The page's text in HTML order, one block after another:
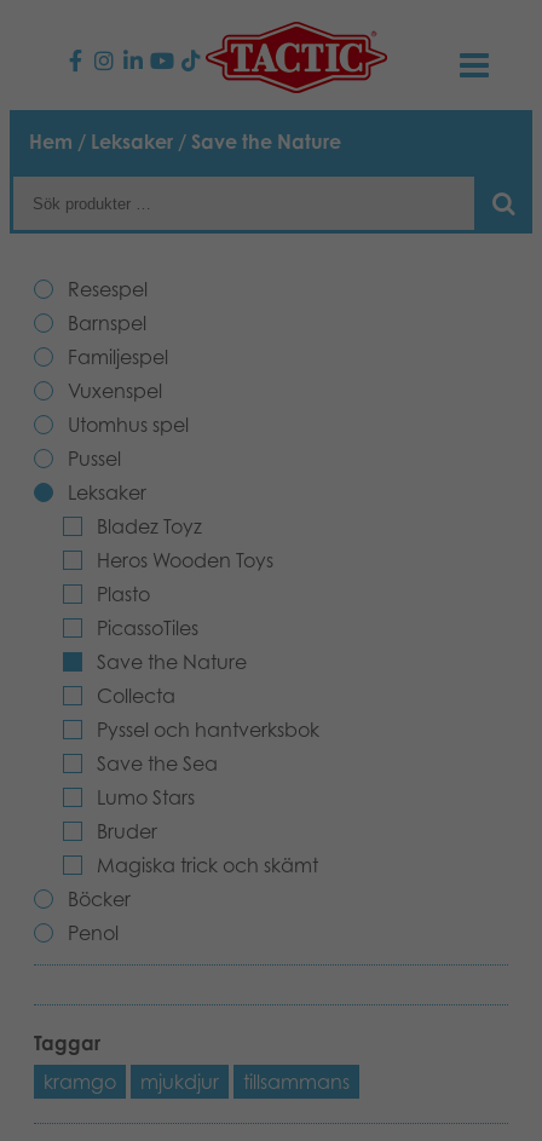
PRODUKTER
Barnspel
Vuxenspel
Utomhus spel
Leksaker
Böcker
Arkiverade produkter
Applikationer
NYHETER
Uppförandekod
Ansvar
Vår berättelse
KONTAKTER
Kontakta oss
Göra en reklamation
Länkar och sidor
Media
B2B-SHOP
Hem / Leksaker / Save the Nature
Resespel
Barnspel
Familjespel
Vuxenspel
Utomhus spel
Pussel
Leksaker
Bladez Toyz
Heros Wooden Toys
Plasto
PicassoTiles
Save the Nature
Collecta
Pyssel och hantverksbok
Save the Sea
Lumo Stars
Bruder
Magiska trick och skämt
Böcker
Penol
Taggar
kramgo
mjukdjur tillsammans